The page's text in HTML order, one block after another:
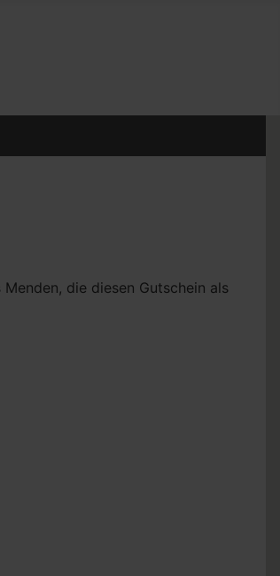
die diesen Gutschein als